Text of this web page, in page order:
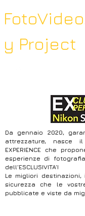
y Project
Da gennaio 2020,
attrezzature, nasce il
EXPERIENCE che
esperienze di
dell’ESCLUSIVITA’!
Le migliori
sicurezza che le
pubblicate e viste da